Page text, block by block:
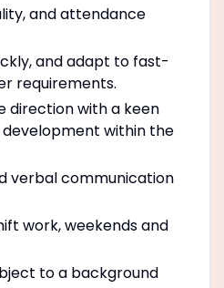
and attendance
and adapt to fast-
requirements.
direction with a keen
within the
verbal communication
work, weekends and
to a background